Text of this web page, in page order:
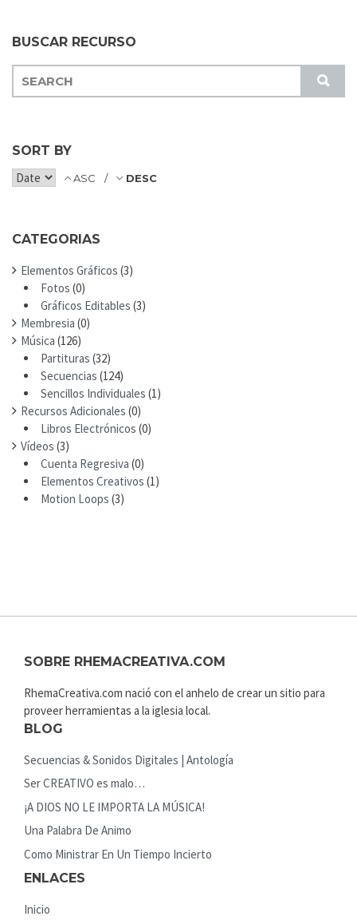
BUSCAR RECURSO
S
U
C
H
F
:
SORT BY
ASC DESC
CATEGORIAS
Elementos Gráficos (3)
Fotos (0)
Gráficos Editables (3)
Membresia (0)
Música (126)
Partituras (32)
Secuencias (124)
Sencillos Individuales (1)
Recursos Adicionales (0)
Libros Electrónicos (0)
Vídeos (3)
Cuenta Regresiva (0)
Elementos Creativos (1)
Motion Loops (3)
SOBRE RHEMACREATIVA.COM
RhemaCreativa.com nació con el anhelo de crear un sitio para
proveer herramientas a la iglesia local.
BLOG
Secuencias & Sonidos Digitales | Antología
Ser CREATIVO es malo…
¡A DIOS NO LE IMPORTA LA MÚSICA!
Una Palabra De Animo
Como Ministrar En Un Tiempo Incierto
ENLACES
Inicio